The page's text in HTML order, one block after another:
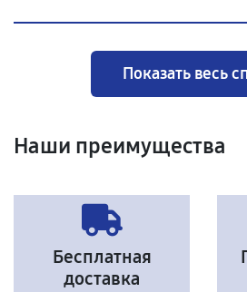
Показать весь
Наши преимущества
Бесплатная
доставка